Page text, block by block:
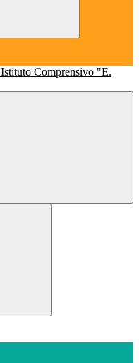
Istituto Comprensivo "E.